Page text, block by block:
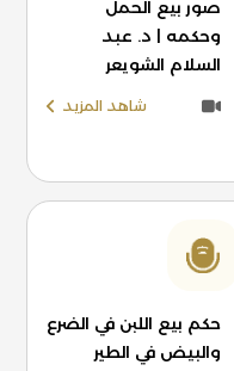
صور بيع الحمل
وحكمه | د. عبد
السلام الشويعر
شاهد المزيد
حكم بيع اللبن في الضرع
والبيض في الطير